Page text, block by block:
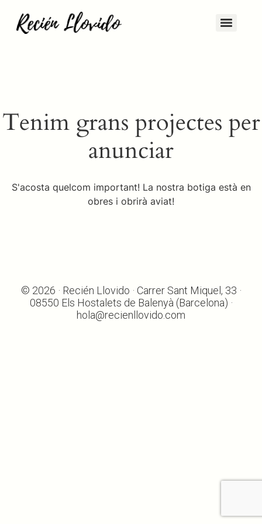
Tenim grans projectes per
anunciar
S'acosta quelcom important! La nostra botiga està en
obres i obrirà aviat!
© 2026 · Recién Llovido · Carrer Sant Miquel, 33 ·
08550 Els Hostalets de Balenyà (Barcelona) ·
hola@recienllovido.com